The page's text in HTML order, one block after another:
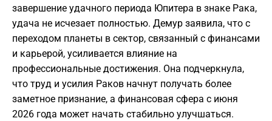
завершение удачного периода Юпитера в знаке Рака,
удача не исчезает полностью. Демур заявила, что с
переходом планеты в сектор, связанный с финансами
и карьерой, усиливается влияние на
профессиональные достижения. Она подчеркнула,
что труд и усилия Раков начнут получать более
заметное признание, а финансовая сфера с июня
2026 года может начать стабильно улучшаться.